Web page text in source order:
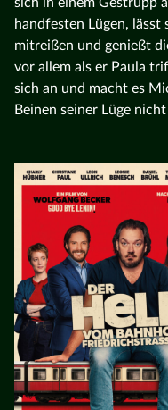
handfesten Lügen, lässt
mitreißen und genießt
vor allem als er Paula
sich an und macht es
Beinen seiner Lüge